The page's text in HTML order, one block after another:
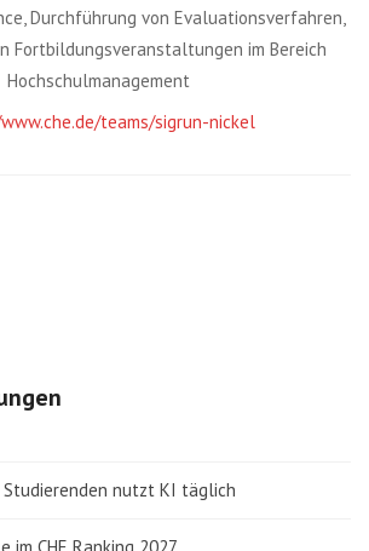
Durchführung von Evaluationsverfahren,
Fortbildungsveranstaltungen im Bereich
Hochschulmanagement
teams/sigrun-nickel
nutzt KI täglich